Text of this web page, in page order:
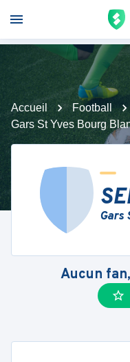
Accueil Football
Gars St Yves Bourg
Gars
Aucun